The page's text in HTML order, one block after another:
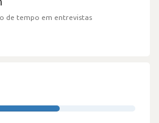
de tempo em entrevistas